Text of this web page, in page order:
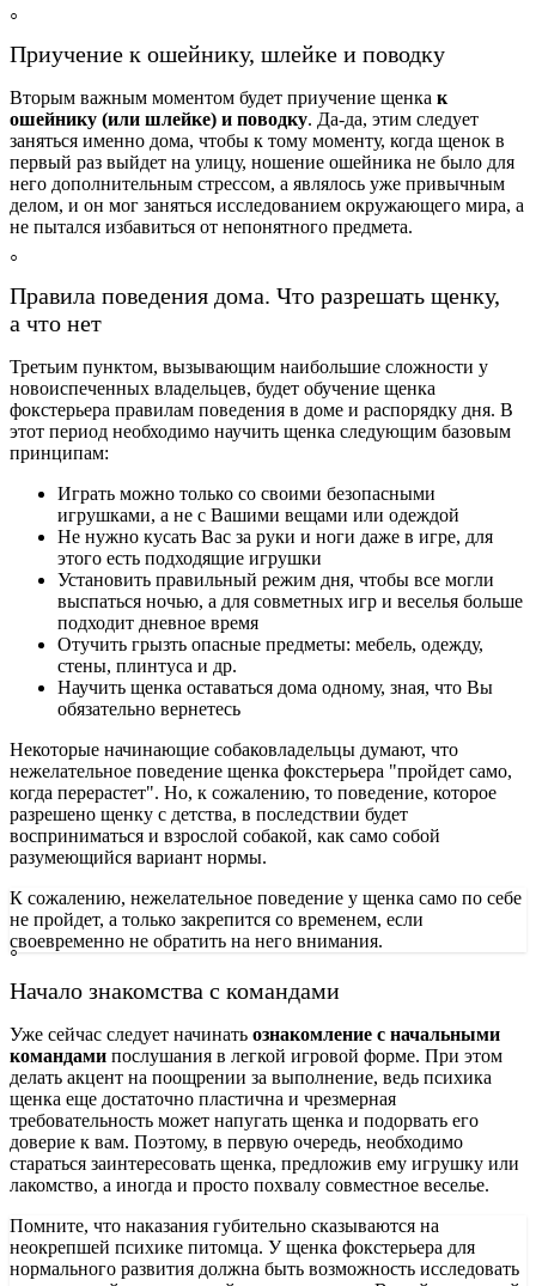
Приучение к ошейнику, шлейке и поводку
Вторым важным моментом будет приучение щенка к
ошейнику (или шлейке) и поводку. Да-да, этим следует
заняться именно дома, чтобы к тому моменту, когда щенок в
первый раз выйдет на улицу, ношение ошейника не было для
него дополнительным стрессом, а являлось уже привычным
делом, и он мог заняться исследованием окружающего мира, а
не пытался избавиться от непонятного предмета.
Правила поведения дома. Что разрешать щенку,
а что нет
Третьим пунктом, вызывающим наибольшие сложности у
новоиспеченных владельцев, будет обучение щенка
фокстерьера правилам поведения в доме и распорядку дня. В
этот период необходимо научить щенка следующим базовым
принципам:
Играть можно только со своими безопасными
игрушками, а не с Вашими вещами или одеждой
Не нужно кусать Вас за руки и ноги даже в игре, для
этого есть подходящие игрушки
Установить правильный режим дня, чтобы все могли
выспаться ночью, а для совметных игр и веселья больше
подходит дневное время
Отучить грызть опасные предметы: мебель, одежду,
стены, плинтуса и др.
Научить щенка оставаться дома одному, зная, что Вы
обязательно вернетесь
Некоторые начинающие собаковладельцы думают, что
нежелательное поведение щенка фокстерьера "пройдет само,
когда перерастет". Но, к сожалению, то поведение, которое
разрешено щенку с детства, в последствии будет
восприниматься и взрослой собакой, как само собой
разумеющийся вариант нормы.
К сожалению, нежелательное поведение у щенка само по себе
не пройдет, а только закрепится со временем, если
своевременно не обратить на него внимания.
Начало знакомства с командами
Уже сейчас следует начинать ознакомление с начальными
командами послушания в легкой игровой форме. При этом
делать акцент на поощрении за выполнение, ведь психика
щенка еще достаточно пластична и чрезмерная
требовательность может напугать щенка и подорвать его
доверие к вам. Поэтому, в первую очередь, необходимо
стараться заинтересовать щенка, предложив ему игрушку или
лакомство, а иногда и просто похвалу совместное веселье.
Помните, что наказания губительно сказываются на
неокрепшей психике питомца. У щенка фокстерьера для
нормального развития должна быть возможность исследовать